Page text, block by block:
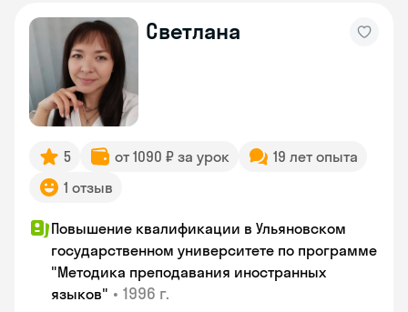
Светлана
5 от 1090 ₽ за урок
19 лет опыта
1 отзыв
Повышение квалификации в Ульяновском
государственном университете по программе
"Методика преподавания иностранных
языков" • 1996 г.